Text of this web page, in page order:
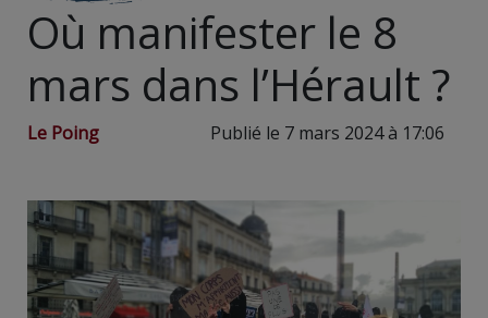
Où manifester le 8
mars dans l’Hérault ?
Le Poing Publié le 7 mars 2024 à 17:06